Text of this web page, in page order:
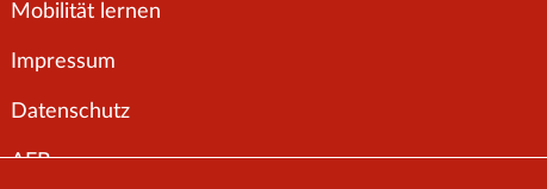
Mobilität lernen
Impressum
Datenschutz
AEB